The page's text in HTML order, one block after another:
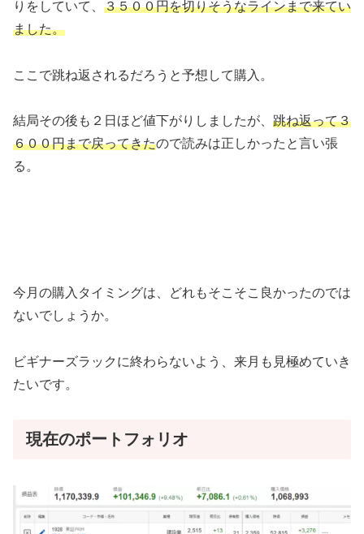
りをしていて、 ３５００円を切りそうなラインまで来てい
ました。
ここで跳ね返されるだろうと予想して購入。
結局その後も２日ほど値下がりしましたが、 跳ね返って３
６００円まで戻ってきたので読みは正しかったと言い張
る。
今月の購入タイミングは、どれもそこそこ良かったのでは
ないでしょうか。
ビギナーズラックに終わらないよう、来月も見極めていき
たいです。
現在のポートフォリオ